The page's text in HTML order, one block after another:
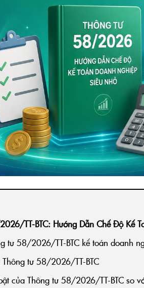
TT-BTC: Hướng Dẫn Chế Độ Kế
tư 58/2026/TT-BTC kế toán doanh
tư 58/2026/TT-BTC
của Thông tư 58/2026/TT-BTC so